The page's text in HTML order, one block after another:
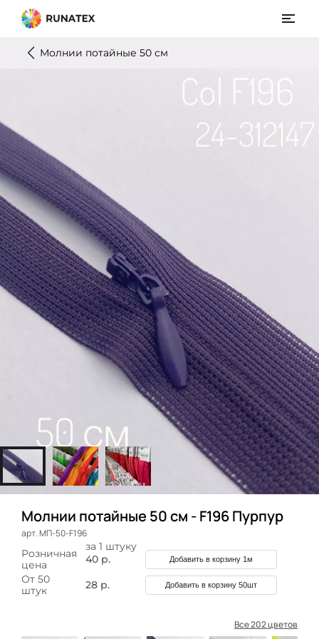
Молнии потайные 50 см
Молнии потайные 50 см - F196 Пурпур
арт. МП-50-F196
за 1 штуку
Розничная
цена
40 р. Добавить в корзину 1м
От 50
штук
28 р. Добавить в корзину 50шт
Все 202 цветов